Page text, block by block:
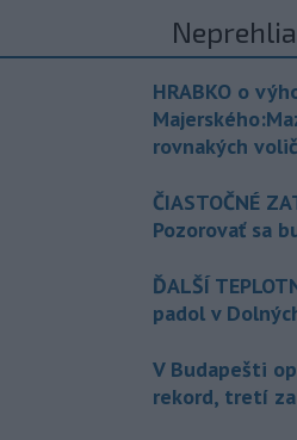
HRABKO o
rovnakých
ČIASTOČNÉ
Pozorovať sa
ĎALŠÍ
padol v
V Budapešti
rekord, tretí